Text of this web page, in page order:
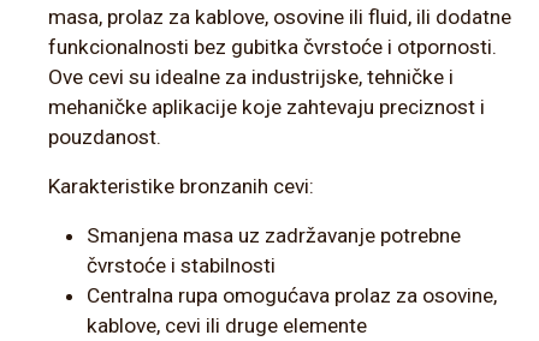
masa, prolaz za kablove, osovine ili fluid, ili dodatne
funkcionalnosti bez gubitka čvrstoće i otpornosti.
Ove cevi su idealne za industrijske, tehničke i
mehaničke aplikacije koje zahtevaju preciznost i
pouzdanost.
Karakteristike bronzanih cevi:
Smanjena masa uz zadržavanje potrebne
čvrstoće i stabilnosti
Centralna rupa omogućava prolaz za osovine,
kablove, cevi ili druge elemente